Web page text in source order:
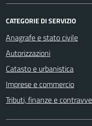
CATEGORIE DI SERVIZIO
Anagrafe e stato civile
Autorizzazioni
Catasto e urbanistica
Imprese e commercio
Tributi, finanze e